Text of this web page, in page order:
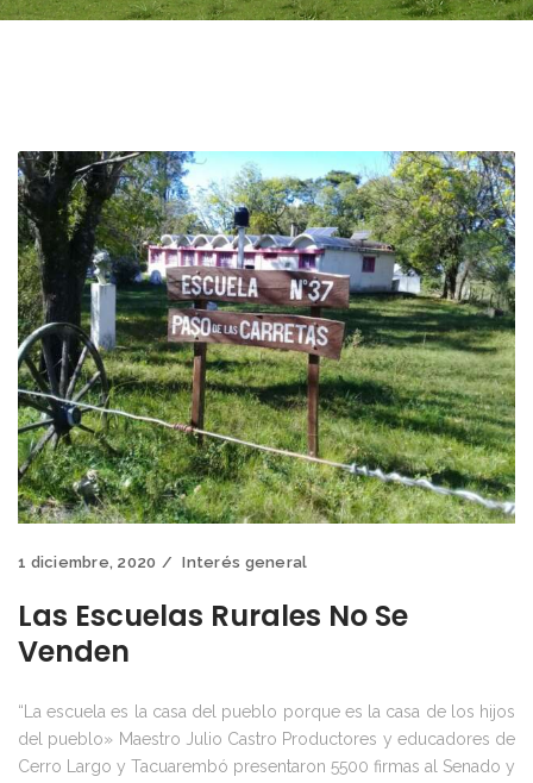
1 diciembre, 2020 Interés general
Las Escuelas Rurales No Se
Venden
“La escuela es la casa del pueblo porque es la casa de los hijos
del pueblo» Maestro Julio Castro Productores y educadores de
Cerro Largo y Tacuarembó presentaron 5500 firmas al Senado y